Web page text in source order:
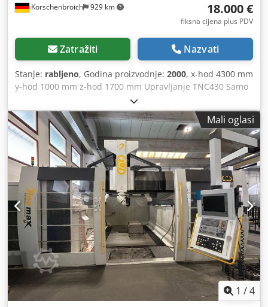
Korschenbroich 929 km 18.000 €
fiksna cijena plus PDV
Zatražiti Nazvati
Stanje: rabljeno, Godina proizvodnje: 2000, x-hod 4300 mm
y-hod 1000 mm z-hod 1700 mm Upravljanje TNC430 Samo
za izvoz: da Ukupna masa: 16 tona Dcodpfoyhhvhox Acgek
Mali oglasi
1 /4